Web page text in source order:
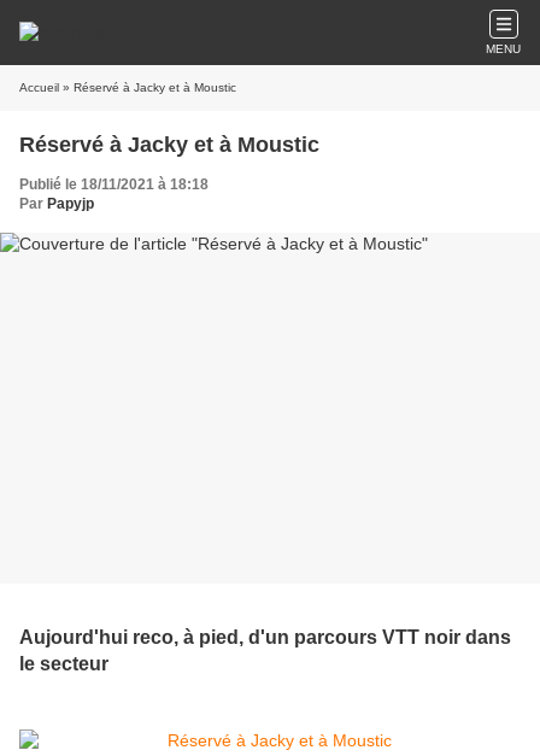
MENU
Accueil » Réservé à Jacky et à Moustic
Réservé à Jacky et à Moustic
Publié le 18/11/2021 à 18:18
Par Papyjp
Aujourd'hui reco, à pied, d'un parcours VTT noir dans
le secteur